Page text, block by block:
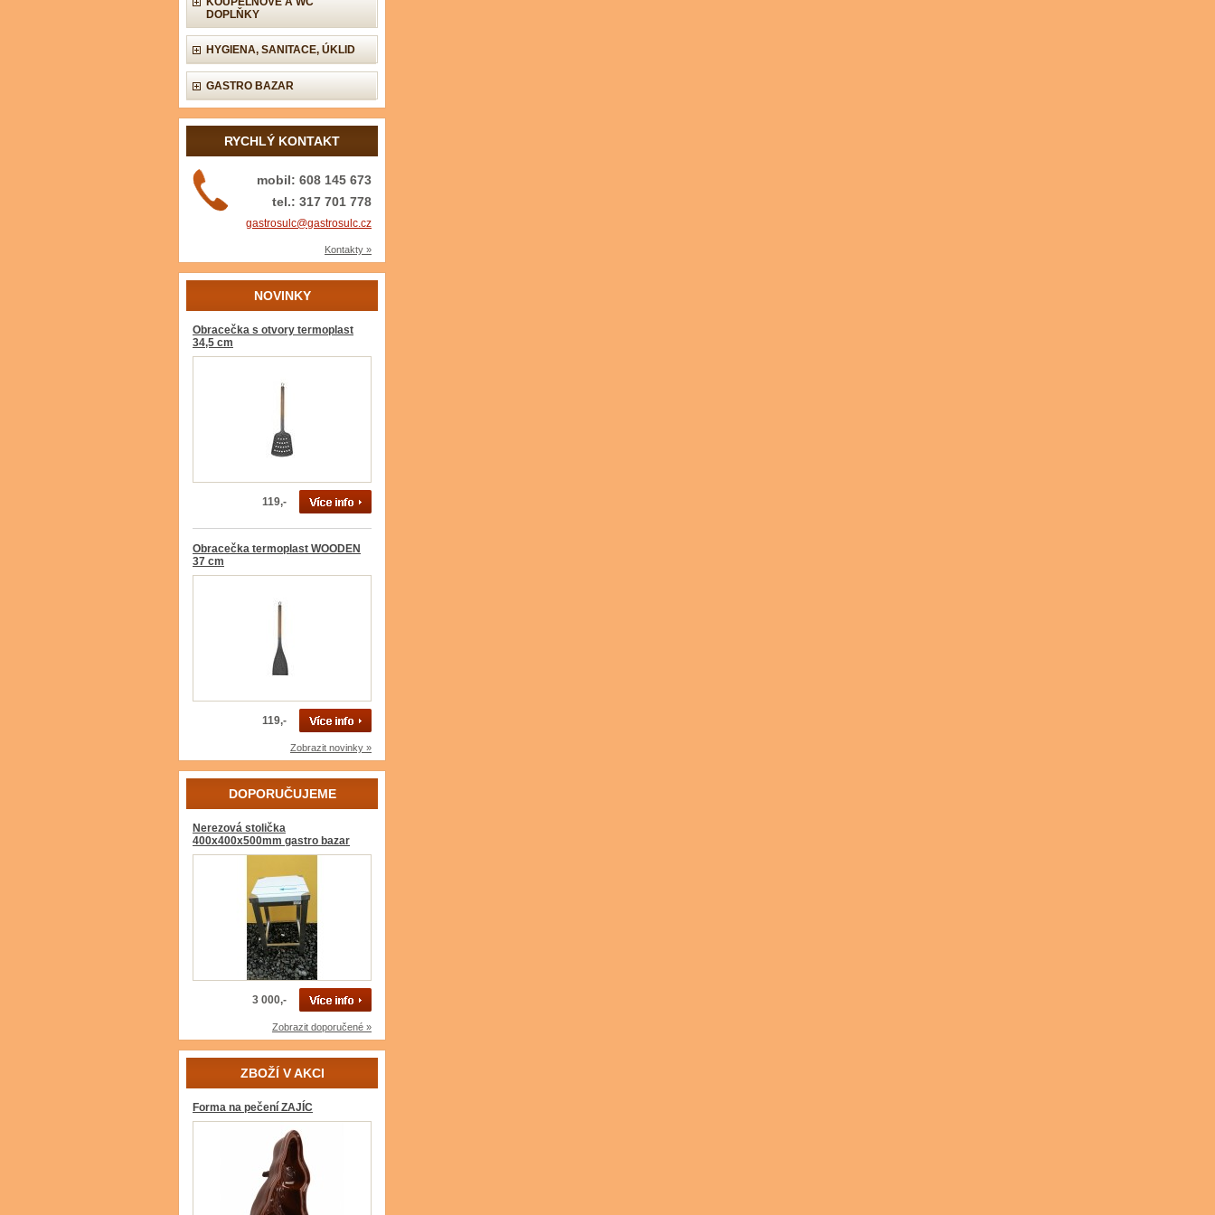
DOPLŇKY
HYGIENA, SANITACE, ÚKLID
GASTRO BAZAR
RYCHLÝ KONTAKT
mobil: 608 145 673
tel.: 317 701 778
gastrosulc@gastrosulc.cz
Kontakty »
NOVINKY
Obracečka s otvory termoplast
34,5 cm
119,-
Obracečka termoplast WOODEN
37 cm
119,-
Zobrazit novinky »
DOPORUČUJEME
Nerezová stolička
400x400x500mm gastro bazar
3 000,-
Zobrazit doporučené »
ZBOŽÍ V AKCI
Forma na pečení ZAJÍC